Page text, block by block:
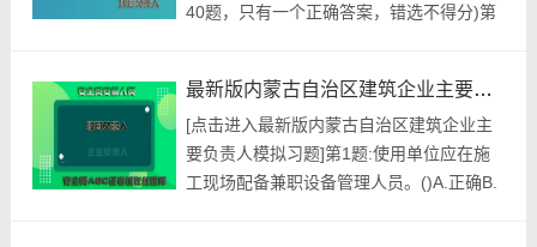
筑行业...
40题，只有一个正确答案，错选不得分)第
对法人和其他组织处以1000元以下罚款或
者警告处罚的，可以()行政处罚决定。A.3
日内作出B.直接执行C.向法院申请执行D.当
场作出正...
最新版内蒙古自治区建筑企业主要负责人模拟习题
[点击进入最新版内蒙古自治区建筑企业主
要负责人模拟习题]第1题:使用单位应在施
工现场配备兼职设备管理人员。()A.正确B.